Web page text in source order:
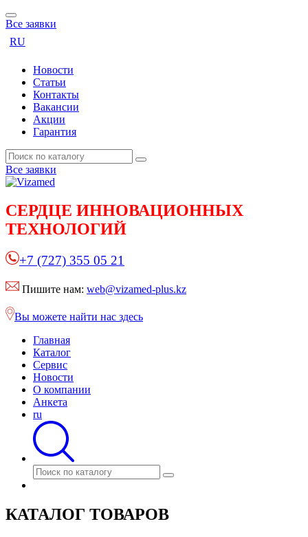
Все заявки
RU
Новости
Статьи
Контакты
Вакансии
Акции
Гарантия
Все заявки
СЕРДЦЕ ИННОВАЦИОННЫХ
ТЕХНОЛОГИЙ
+7 (727) 355 05 21
Пишите нам: web@vizamed-plus.kz
Вы можете найти нас здесь
Главная
Каталог
Сервис
Новости
О компании
Анкета
ru
КАТАЛОГ ТОВАРОВ